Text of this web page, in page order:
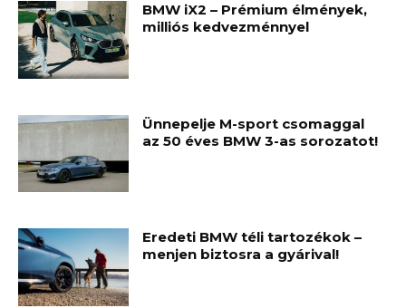
BMW iX2 – Prémium élmények,
milliós kedvezménnyel
Ünnepelje M-sport csomaggal
az 50 éves BMW 3-as sorozatot!
Eredeti BMW téli tartozékok –
menjen biztosra a gyárival!